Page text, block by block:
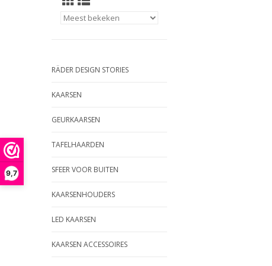
9,7
RÄDER DESIGN STORIES
KAARSEN
GEURKAARSEN
TAFELHAARDEN
SFEER VOOR BUITEN
KAARSENHOUDERS
LED KAARSEN
KAARSEN ACCESSOIRES